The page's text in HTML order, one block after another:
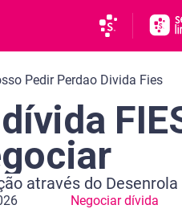
Pedir Perdao Divida Fies
através do
Negociar dívida